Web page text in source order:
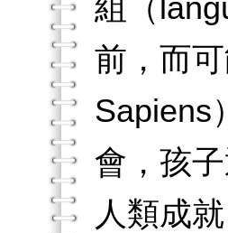
組（
前，而
Sapiens
會，孩
人類成